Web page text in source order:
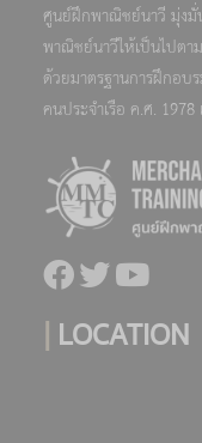
ศูนย์ฝึกพาณิชย์นาวี มุ่ง
พาณิชย์นาวีให้เป็นไปต
ด้วยมาตรฐานการฝึกอบ
คนประจำเรือ ค.ศ.
| LOCATION